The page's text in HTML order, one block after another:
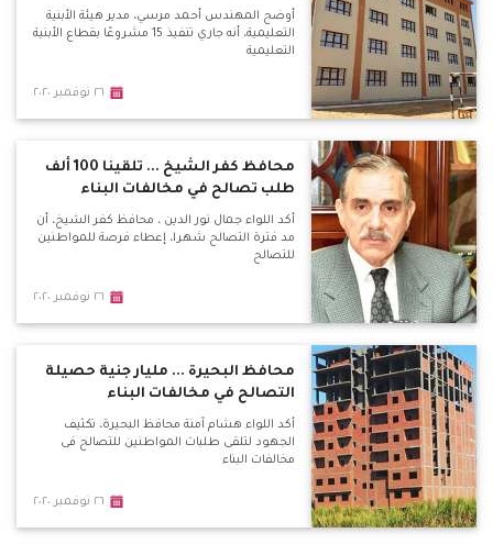
أوضح المهندس أحمد مرسي، مدير هيئة الأبنية
التعليمية، أنه جاري تنفيذ 15 مشروعًا بقطاع الأبنية
التعليمية
٢٦ نوفمبر ٢٠٢٠
محافظ كفر الشيخ ... تلقينا 100 ألف
طلب تصالح في مخالفات البناء
أكد اللواء جمال نور الدين ، محافظ كفر الشيخ، أن
مد فترة التصالح شهرا، إعطاء فرصة للمواطنين
للتصالح
٢٦ نوفمبر ٢٠٢٠
محافظ البحيرة ... مليار جنية حصيلة
التصالح في مخالفات البناء
أكد اللواء هشام آمنة محافظ البحيرة، تكثيف
الجهود لتلقى طلبات المواطنين للتصالح فى
مخالفات البناء
٢٦ نوفمبر ٢٠٢٠